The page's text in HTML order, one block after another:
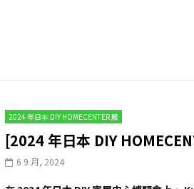
2024 年日本 DIY HOMECENTER 展
[2024 年日本 DIY
6 9 月, 2024